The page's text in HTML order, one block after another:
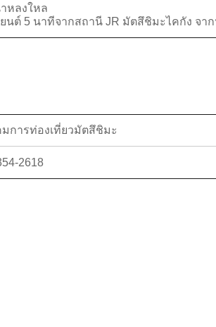
หลงใหล
นต์ 5 นาทีจากสถานี JR มัตสึชิมะไคกัง จา
การท่องเที่ยวมัตสึชิมะ
2618